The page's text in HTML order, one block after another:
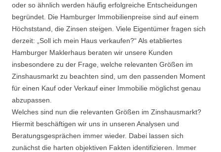
oder so ähnlich werden häufig erfolgreiche Entscheidungen
begründet. Die Hamburger Immobilienpreise sind auf einem
Höchststand, die Zinsen steigen. Viele Eigentümer fragen sich
derzeit: „Soll ich mein Haus verkaufen?“ Als etabliertes
Hamburger Maklerhaus beraten wir unsere Kunden
insbesondere zu der Frage, welche relevanten Größen im
Zinshausmarkt zu beachten sind, um den passenden Moment
für einen Kauf oder Verkauf einer Immobilie möglichst genau
abzupassen.
Welches sind nun die relevanten Größen im Zinshausmarkt?
Hiermit beschäftigen wir uns in unseren Analysen und
Beratungsgesprächen immer wieder. Dabei lassen sich
zunächst die harten objektiven Fakten identifizieren. Immer